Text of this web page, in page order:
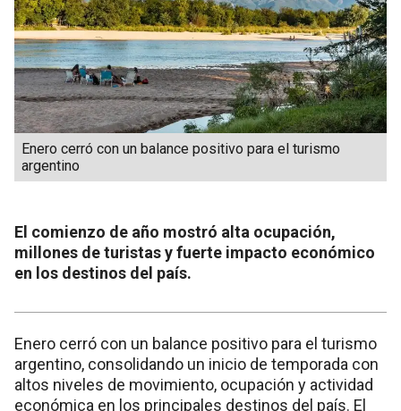
Enero cerró con un balance positivo para el turismo
argentino
El comienzo de año mostró alta ocupación,
millones de turistas y fuerte impacto económico
en los destinos del país.
Enero cerró con un balance positivo para el turismo
argentino, consolidando un inicio de temporada con
altos niveles de movimiento, ocupación y actividad
económica en los principales destinos del país. El